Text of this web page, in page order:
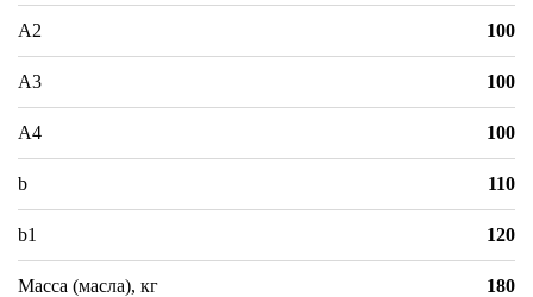
A2 100
A3 100
A4 100
b 110
b1 120
Масса (масла), кг 180